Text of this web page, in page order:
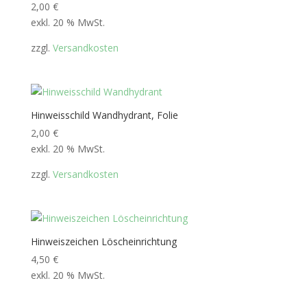
2,00 €
exkl. 20 % MwSt.
zzgl. Versandkosten
Hinweisschild Wandhydrant, Folie
2,00 €
exkl. 20 % MwSt.
zzgl. Versandkosten
Hinweiszeichen Löscheinrichtung
4,50 €
exkl. 20 % MwSt.